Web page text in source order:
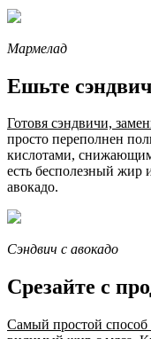
Мармелад
Ешьте
Готовя сэндвичи,
просто переполнен
кислотами,
есть бесполезный жир
авокадо.
Сэндвич с авокадо
Срезайте с
Самый простой способ